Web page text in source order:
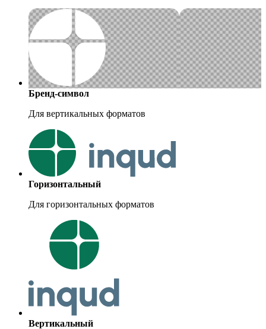
Бренд-символ
Для вертикальных форматов
Горизонтальный
Для горизонтальных форматов
Вертикальный